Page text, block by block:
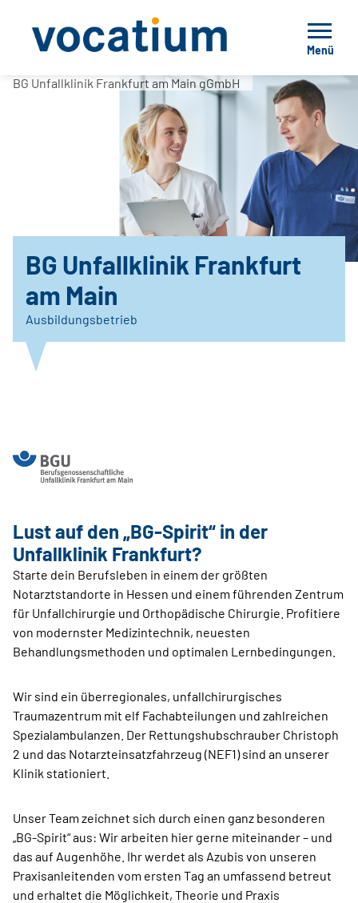
Menü
BG Unfallklinik Frankfurt am Main gGmbH
BG Unfallklinik Frankfurt
am Main
Ausbildungsbetrieb
Lust auf den „BG-Spirit“ in der
Unfallklinik Frankfurt?
Starte dein Berufsleben in einem der größten
Notarztstandorte in Hessen und einem führenden Zentrum
für Unfallchirurgie und Orthopädische Chirurgie. Profitiere
von modernster Medizintechnik, neuesten
Behandlungsmethoden und optimalen Lernbedingungen.
Wir sind ein überregionales, unfallchirurgisches
Traumazentrum mit elf Fachabteilungen und zahlreichen
Spezialambulanzen. Der Rettungshubschrauber Christoph
2 und das Notarzteinsatzfahrzeug (NEF1) sind an unserer
Klinik stationiert.
Unser Team zeichnet sich durch einen ganz besonderen
„BG-Spirit“ aus: Wir arbeiten hier gerne miteinander – und
das auf Augenhöhe. Ihr werdet als Azubis von unseren
Praxisanleitenden vom ersten Tag an umfassend betreut
und erhaltet die Möglichkeit, Theorie und Praxis